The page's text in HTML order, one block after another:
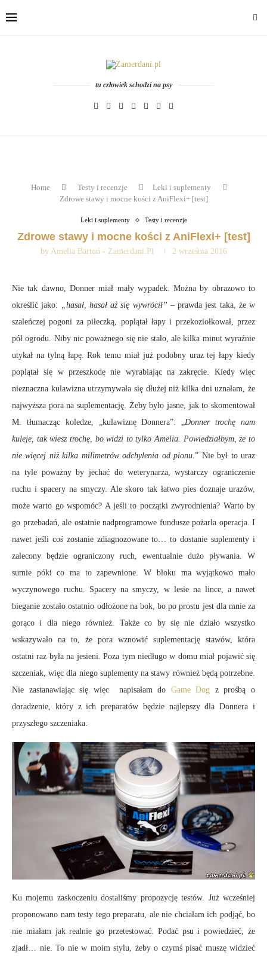
tu człowiek schodzi na psy
Home Testy i recenzje
Leki i suplementy
Zdrowe stawy i mocne kości z AniFlexi+ [test]
Leki i suplementy Testy i recenzje
Zdrowe stawy i mocne kości z AniFlexi+ [test]
by Amelia Bartoń - Zamerdani.pl 2 września 2016
Nie tak dawno, Donner miał mały wypadek. Można by obrazowo to
określić jako: „hasał, hasał aż się wywrócił” – prawda jest taka, że w
szaleńczej pogoni za piłeczką, poplątał łapy i przekoziołkował, przez
pół ogrodu. Niby nic poważnego się nie stało, ale kilka minut wyraźnie
utykał na tylną łapę. Rok temu miał już podobny uraz tej łapy kiedy
poplątał się w przeszkodę nie wyrabiając na zakręcie. Kiedy więc
nieznaczna kulawizna utrzymywała się dłużej niż kilka dni uznałam, że
najwyższa pora na suplementację. Żeby było jasne, jak to skomentował
M. tłumacząc koledze, „kulawiznę Donnera”: „Donner trochę nam
kuleje, tak wiesz trochę, bo widzi to tylko Amelia. Powiedziałbym, że to
nie więcej niż kilka milimetrów odchylenia od pionu.” Nie był to uraz
na tyle poważny by jechać do weterynarza, wystarczy ograniczenie
ruchu i spacery na smyczy. Ale skoro tak łatwo pies doznaje urazów,
może warto go wspomóc? A jeśli to początki zwyrodnienia? Warto by
go przebadań, ale ostatnie nadprogramowe fundusze pożarła operacja. I
nawet jeśli coś zostanie zdiagnozowane to… to dostanie suplementy i
zalecony będzie ograniczony ruch, ewentualnie dużo pływania. W
sumie póki co ma to zapewnione. W bloku ma wyjątkowo mało
wyczynowego ruchu. Spacery na smyczy, w lesie na lince, a nawet
bieganie zostało ostatnio odłożone na bok, bo po prostu jest dla mnie za
gorąco i dla niego również. Także co by się nie działo wszystko
wskazywało na to, że pora wznowić suplementację stawów, która
ostatni raz była na jesieni. Poza tym niedługo w domu miał pojawić się
szczeniak, więc dla niego suplementy na stawy również będą potrzebne.
Nie zastanawiając się więc napisałam do Game Dog z prośbą o
doradzenie, który z ich preparatów będzie najlepszy dla Donnera i
przyszłego szczeniaka.
Ku mojemu zaskoczeniu dostaliśmy propozycję testów. Już wcześniej
proponowano nam testy tego preparatu, ale nie chciałam ich podjąć, bo
nie miałam jak realnie go przetestować. Podać psu i powiedzieć, że
zjadł… nie. To nie w moim stylu, żeby o czymś pisać muszę widzieć